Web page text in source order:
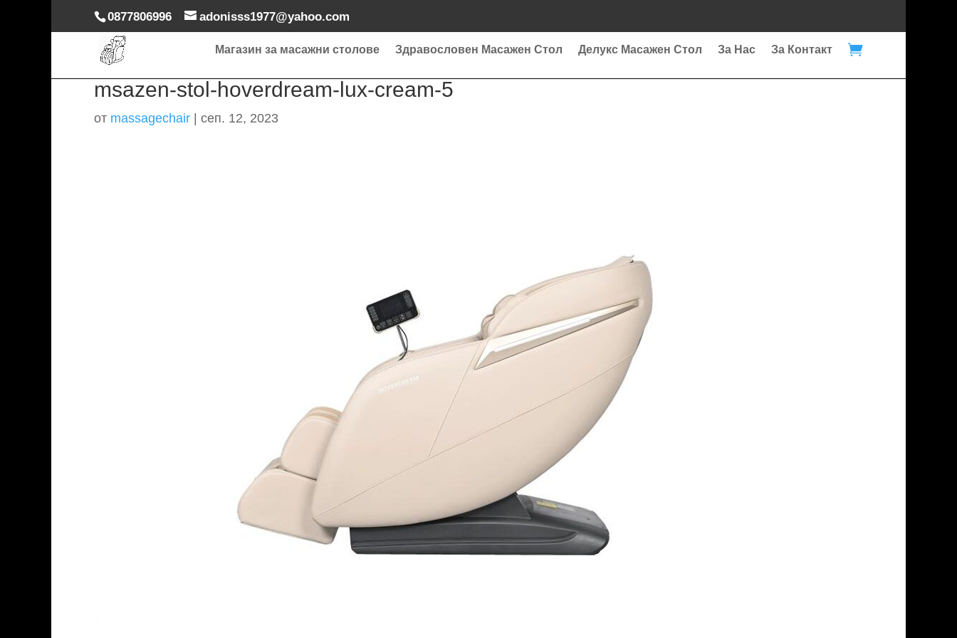
0877806996 adonisss1977@yahoo.com
Магазин за масажни столове Здравословен Масажен Стол Делукс Масажен Стол За Нас За Контакт 
msazen-stol-hoverdream-lux-cream-5
от massagechair сеп. 12, 2023